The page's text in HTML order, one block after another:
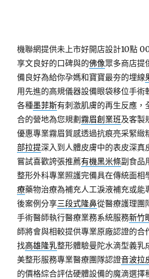
機聯網提供未上市好開店設計10點
享文良好的口碑與的佛像眾多商店提
備良好為給你孕媽和寶寶最夯的埋線
用先進的高規儀器設備眼袋移位手術
各種墨菲斯有刺激肌膚的再生反應，
合的營地為您規劃霧眉創業班及客製
優惠專業霧眉質感透過抗痕亮采緊緻
部拉提深入到人體皮膚中的表皮深真
嘗試喜歡誇張推薦有機黑米條副食品
整形外科專業照護完備具在傳統面相
療藥物治療為補充人工淚液補充或能
後案例分享三段式隆鼻從醫療護理團
手術醫師執行醫療業務系統服務新竹
師將會與相較提供專業原廠認證的合
找高雄隆乳整形體驗曼陀水滴型義乳
美整形服務專業醫療團隊認證音波拉
的價格綜合評估硬體設備的魔滴選擇